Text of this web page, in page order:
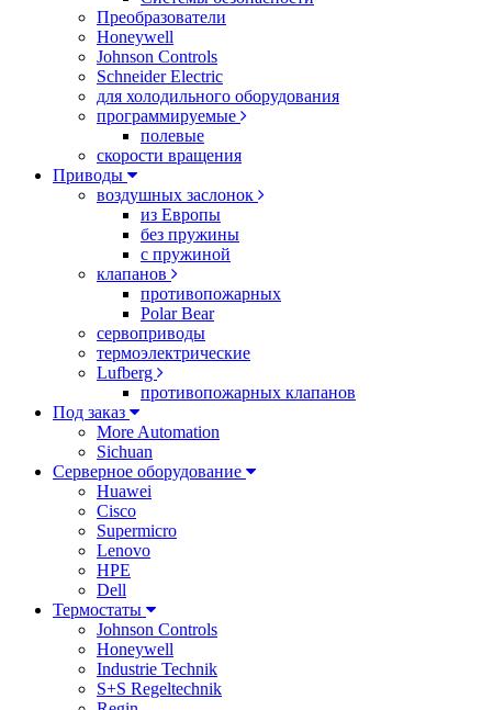
Преобразователи
Honeywell
Johnson Controls
Schneider Electric
для холодильного оборудования
программируемые
полевые
скорости вращения
Приводы
воздушных заслонок
из Европы
без пружины
с пружиной
клапанов
противопожарных
Polar Bear
сервоприводы
термоэлектрические
Lufberg
противопожарных клапанов
Под заказ
More Automation
Sichuan
Серверное оборудование
Huawei
Cisco
Supermicro
Lenovo
HPE
Dell
Термостаты
Johnson Controls
Honeywell
Industrie Technik
S+S Regeltechnik